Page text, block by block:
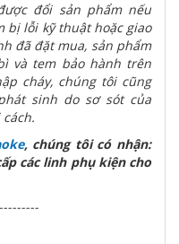
đổi sản phẩm nếu
bị lỗi kỹ thuật hoặc giao
đã đặt mua, sản phẩm
và tem bảo hành trên
cháy, chúng tôi cũng
sinh do sơ sót của
, chúng tôi có nhận:
các linh phụ kiện cho